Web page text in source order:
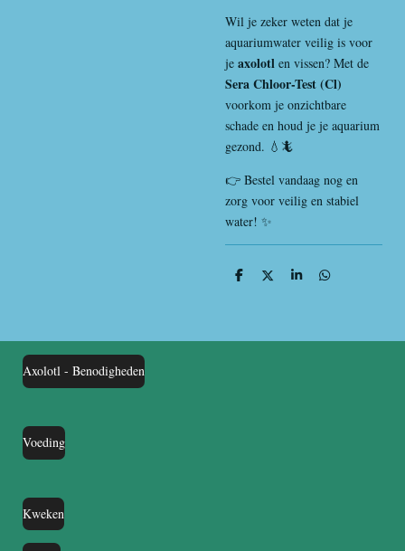
Wil je zeker weten dat je
aquariumwater veilig is voor
je axolotl en vissen? Met de
Sera Chloor-Test (Cl)
voorkom je onzichtbare
schade en houd je je aquarium
gezond. 💧🦎
👉 Bestel vandaag nog en
zorg voor veilig en stabiel
water! ✨
D
D
S
D
Axolotl - Benodigheden
Voeding
Kweken